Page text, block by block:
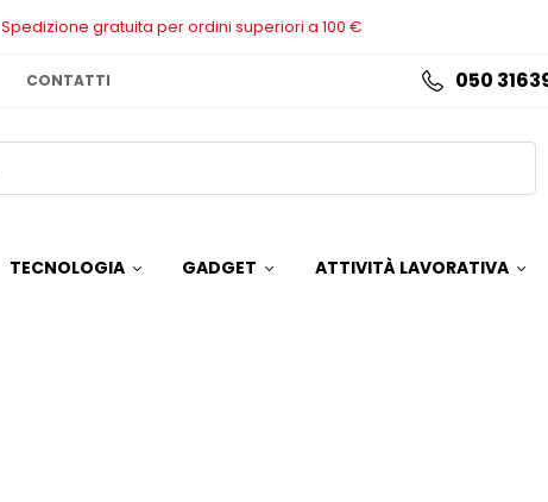
Spedizione gratuita per ordini superiori a 100 €
CONTATTI 050
TECNOLOGIA GADGET ATTIVITÀ LAVORATIVA